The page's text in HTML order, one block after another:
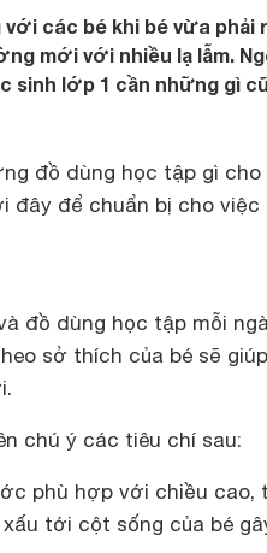
các bé khi bé vừa phải
mới với nhiều lạ lẫm.
sinh lớp 1 cần những gì
đồ dùng học tập gì cho
đây để chuẩn bị cho việc
đồ dùng học tập mỗi
sở thích của bé sẽ
chú ý các tiêu chí sau:
phù hợp với chiều cao,
tới cột sống của bé